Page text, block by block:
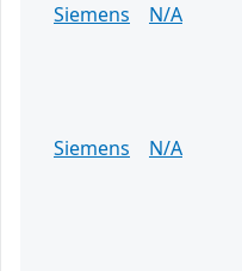
Siemens
N/A
Siemens
N/A